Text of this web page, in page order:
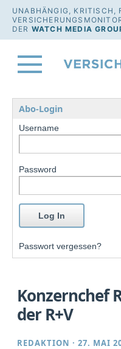
UNABHÄNGIG, KRITISCH,
DER WATCH MEDIA
Abo-Login
Username
Password
Passwort vergessen?
Konzernchef
der R+V
REDAKTION ·27. MAI